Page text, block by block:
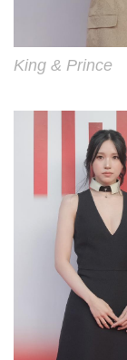
King & Prince